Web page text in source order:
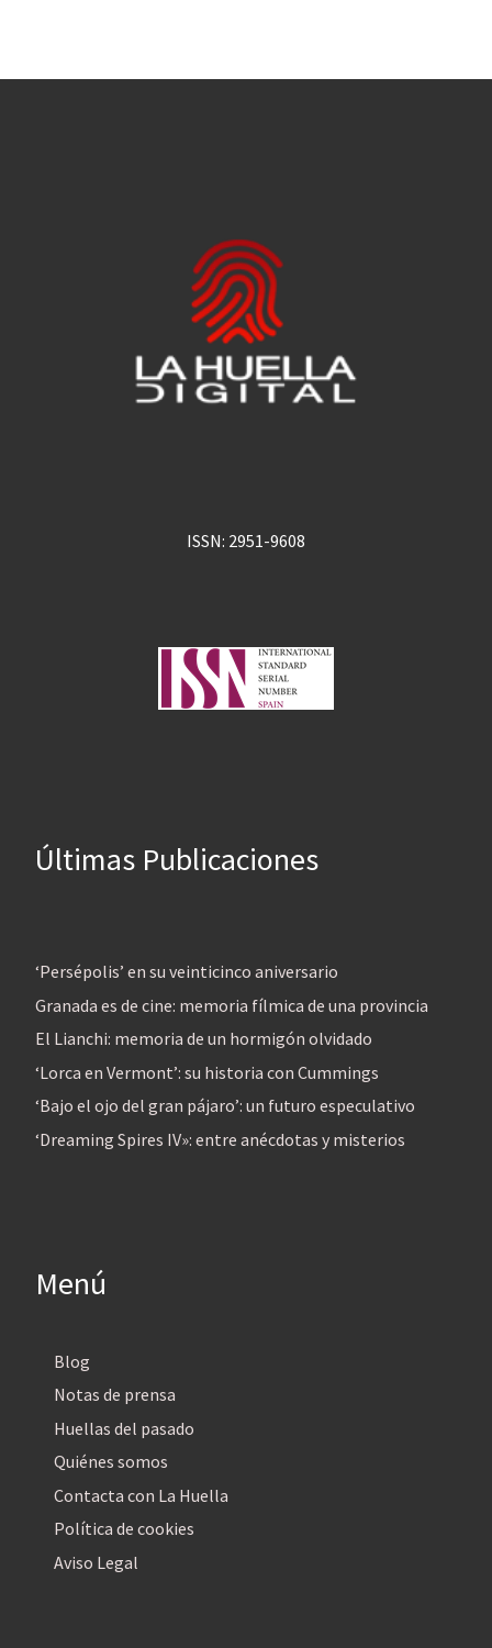
ISSN: 2951-9608
Últimas Publicaciones
‘Persépolis’ en su veinticinco aniversario
Granada es de cine: memoria fílmica de una provincia
El Lianchi: memoria de un hormigón olvidado
‘Lorca en Vermont’: su historia con Cummings
‘Bajo el ojo del gran pájaro’: un futuro especulativo
‘Dreaming Spires IV»: entre anécdotas y misterios
Menú
Blog
Notas de prensa
Huellas del pasado
Quiénes somos
Contacta con La Huella
Política de cookies
Aviso Legal